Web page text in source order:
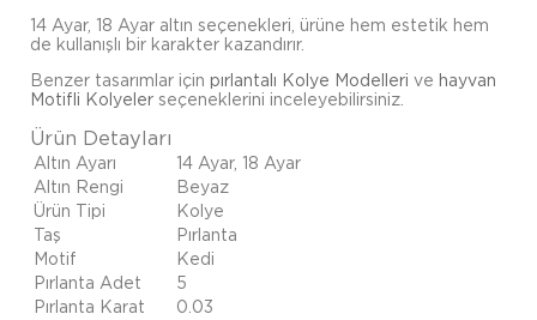
14 Ayar, 18 Ayar altın seçenekleri, ürüne hem estetik hem
de kullanışlı bir karakter kazandırır.
Benzer tasarımlar için pırlantalı Kolye Modelleri ve hayvan
Motifli Kolyeler seçeneklerini inceleyebilirsiniz.
Ürün Detayları
Altın Ayarı
14 Ayar, 18 Ayar
Altın Rengi
Beyaz
Ürün Tipi
Kolye
Taş
Pırlanta
Motif
Kedi
Pırlanta Adet
5
Pırlanta Karat
0.03